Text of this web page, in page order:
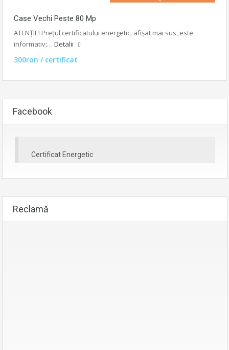
Case Vechi Peste 80 Mp
ATENȚIE! Prețul certificatului energetic, afișat mai sus, este
informativ;… Detalii
300ron / certificat
Facebook
Certificat Energetic
Reclamă